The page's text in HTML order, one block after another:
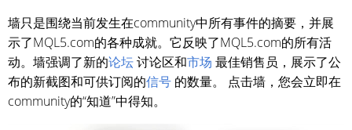
墙只是围绕当前发生在community中所有事件的摘要，并展
示了MQL5.com的各种成就。它反映了MQL5.com的所有活
动。墙强调了新的论坛讨论区和市场 最佳销售员，展示了公
布的新截图和可供订阅的信号 的数量。 点击墙，您会立即在
community的“知道”中得知。